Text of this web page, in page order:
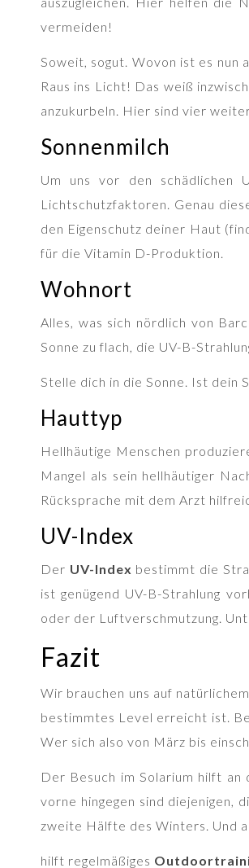
vermeiden!
Soweit, sogut. Wovon ist es nun
Raus ins Licht! Das weiß
anzukurbeln. Hier sind vier
Sonnenmilch
Um uns vor den schädlichen
Lichtschutzfaktoren. Genau
den Eigenschutz deiner Haut
für die Vitamin D-Produktion.
Wohnort
Alles, was sich nördlich von
Sonne zu flach, die UV-B-
Stelle dich in die Sonne. Ist dein
Hauttyp
Hellhäutige Menschen
Mangel als sein hellhäutiger
Rücksprache mit dem Arzt
UV-Index
Der UV-Index bestimmt die
ist genügend UV-B-Strahlung
oder der Luftverschmutzung.
Fazit
Wir brauchen uns auf
bestimmtes Level erreicht ist.
Wer sich also von März bis
Der Besuch im Solarium hilft
vorne hingegen sind diejenigen,
zweite Hälfte des Winters. Und
hilft regelmäßiges